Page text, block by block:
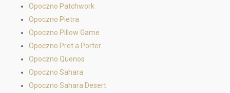
Opoczno Patchwork
Opoczno Pietra
Opoczno Pillow Game
Opoczno Pret a Porter
Opoczno Quenos
Opoczno Sahara
Opoczno Sahara Desert